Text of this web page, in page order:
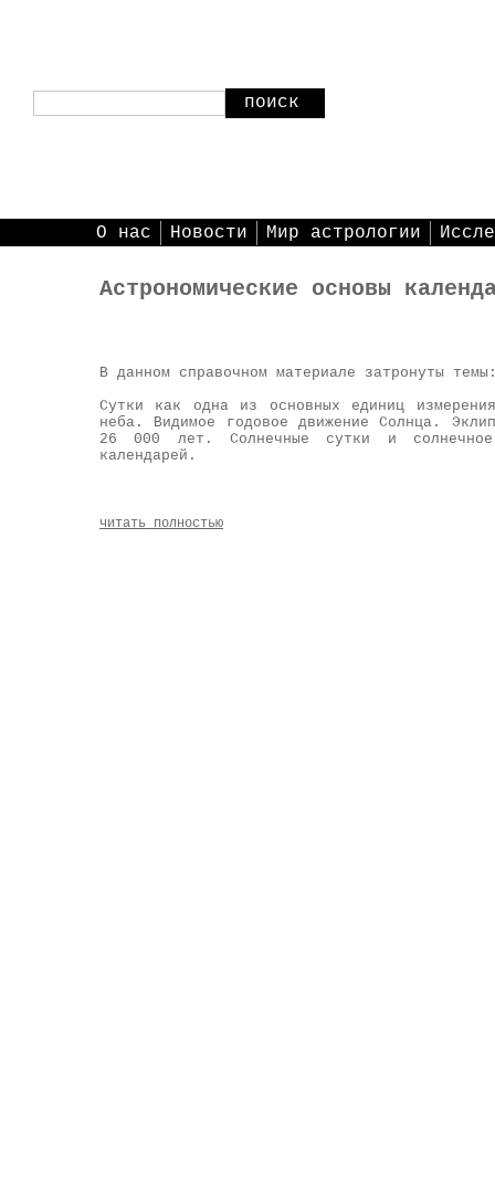
поиск
О нас Новости Мир астрологии
Астрономические основы
В данном справочном материале затронуты
Сутки как одна из основных единиц
неба. Видимое годовое движение Солнца.
26 000 лет. Солнечные сутки и
календарей.
читать полностью